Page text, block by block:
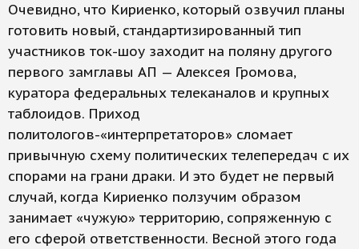
Очевидно, что Кириенко, который озвучил планы
готовить новый, стандартизированный тип
участников ток-шоу заходит на поляну другого
первого замглавы АП — Алексея Громова,
куратора федеральных телеканалов и крупных
таблоидов. Приход
политологов-«интерпретаторов» сломает
привычную схему политических телепередач с их
спорами на грани драки. И это будет не первый
случай, когда Кириенко ползучим образом
занимает «чужую» территорию, сопряженную с
его сферой ответственности. Весной этого года